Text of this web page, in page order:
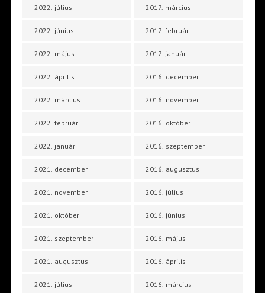
2022. július
2022. június
2022. május
2022. április
2022. március
2022. február
2022. január
2021. december
2021. november
2021. október
2021. szeptember
2021. augusztus
2021. július
2017. március
2017. február
2017. január
2016. december
2016. november
2016. október
2016. szeptember
2016. augusztus
2016. július
2016. június
2016. május
2016. április
2016. március